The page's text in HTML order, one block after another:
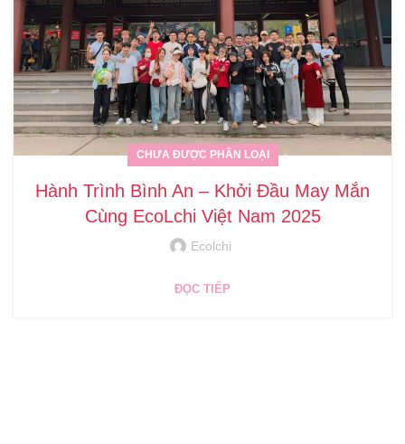
CHƯA ĐƯỢC PHÂN LOẠI
Hành Trình Bình An – Khởi Đầu May Mắn
Cùng EcoLchi Việt Nam 2025
Ecolchi
ĐỌC TIẾP